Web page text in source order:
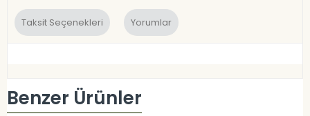
Taksit Seçenekleri Yorumlar
Benzer Ürünler